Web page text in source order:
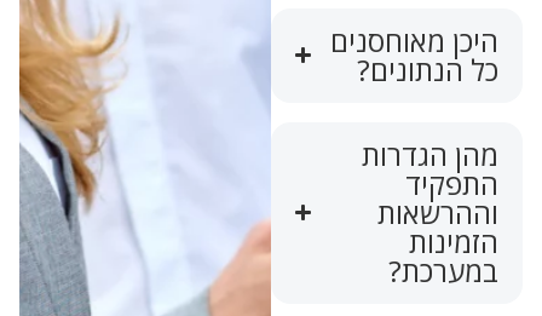
היכן מאוחסנים
כל הנתונים?
מהן הגדרות
התפקיד
וההרשאות
הזמינות
במערכת?